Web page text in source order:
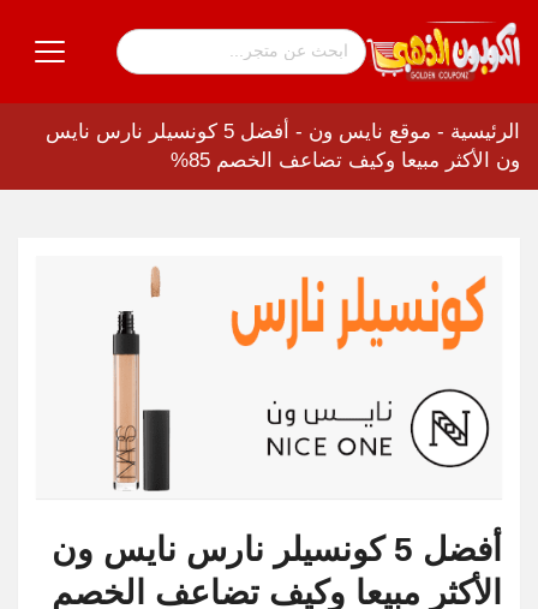
الرئيسية - موقع نايس ون -
أفضل 5 كونسيلر نارس نايس
ون الأكثر مبيعا وكيف تضاعف الخصم 85%
أفضل 5 كونسيلر نارس نايس ون
الأكثر مبيعا وكيف تضاعف الخصم